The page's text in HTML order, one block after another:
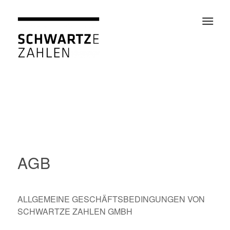
AGB
ALLGEMEINE GESCHÄFTSBEDINGUNGEN VON
SCHWARTZE ZAHLEN GMBH